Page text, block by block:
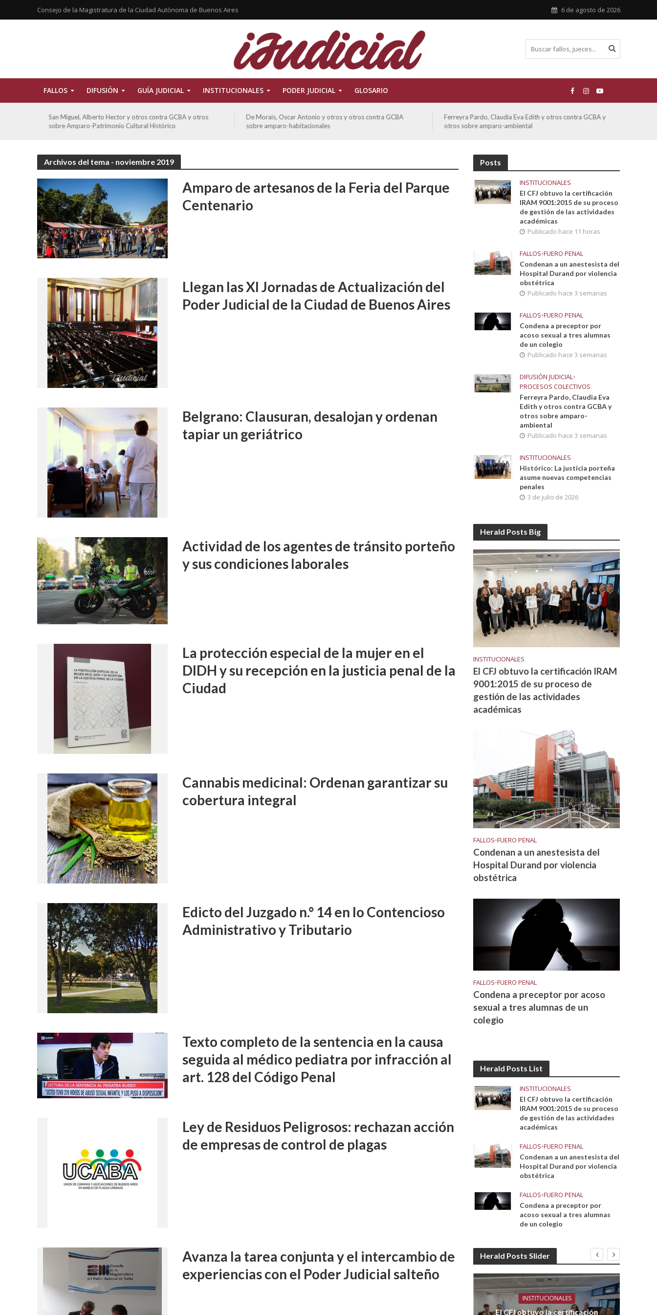
Consejo de la Magistratura de la Ciudad Autónoma de Buenos Aires 6 de agosto de 2026
FALLOS DIFUSIÓN GUÍA JUDICIAL INSTITUCIONALES PODER JUDICIAL GLOSARIO
De Morais, Oscar Antonio y otros y otros contra GCBA
sobre amparo-habitacionales
Ferreyra Pardo, Claudia Eva Edith y otros contra GCBA y
otros sobre amparo-ambiental
ATE contra GCBA sobre amparo – empleo publico otros
Archivos del tema - noviembre 2019
Amparo de artesanos de la Feria del Parque
Centenario
Llegan las XI Jornadas de Actualización del
Poder Judicial de la Ciudad de Buenos Aires
Belgrano: Clausuran, desalojan y ordenan
tapiar un geriátrico
Actividad de los agentes de tránsito porteño
y sus condiciones laborales
La protección especial de la mujer en el
DIDH y su recepción en la justicia penal de la
Ciudad
Cannabis medicinal: Ordenan garantizar su
cobertura integral
Edicto del Juzgado n.° 14 en lo Contencioso
Administrativo y Tributario
Texto completo de la sentencia en la causa
seguida al médico pediatra por infracción al
art. 128 del Código Penal
Ley de Residuos Peligrosos: rechazan acción
de empresas de control de plagas
Avanza la tarea conjunta y el intercambio de
experiencias con el Poder Judicial salteño
Posts
INSTITUCIONALES
El CFJ obtuvo la certificación
IRAM 9001:2015 de su proceso
de gestión de las actividades
académicas
Publicado hace 11 horas
FALLOS•FUERO PENAL
Condenan a un anestesista del
Hospital Durand por violencia
obstétrica
Publicado hace 3 semanas
FALLOS•FUERO PENAL
Condena a preceptor por
acoso sexual a tres alumnas
de un colegio
Publicado hace 3 semanas
DIFUSIÓN JUDICIAL•
PROCESOS COLECTIVOS
Ferreyra Pardo, Claudia Eva
Edith y otros contra GCBA y
otros sobre amparo-
ambiental
Publicado hace 3 semanas
INSTITUCIONALES
Histórico: La justicia porteña
asume nuevas competencias
penales
3 de julio de 2026
Herald Posts Big
INSTITUCIONALES
El CFJ obtuvo la certificación IRAM
9001:2015 de su proceso de
gestión de las actividades
académicas
FALLOS•FUERO PENAL
Condenan a un anestesista del
Hospital Durand por violencia
obstétrica
FALLOS•FUERO PENAL
Condena a preceptor por acoso
sexual a tres alumnas de un
colegio
Herald Posts List
INSTITUCIONALES
El CFJ obtuvo la certificación
IRAM 9001:2015 de su proceso
de gestión de las actividades
académicas
FALLOS•FUERO PENAL
Condenan a un anestesista del
Hospital Durand por violencia
obstétrica
FALLOS•FUERO PENAL
Condena a preceptor por
acoso sexual a tres alumnas
de un colegio
Herald Posts Slider
INSTITUCIONALES
El CFJ obtuvo la certificación